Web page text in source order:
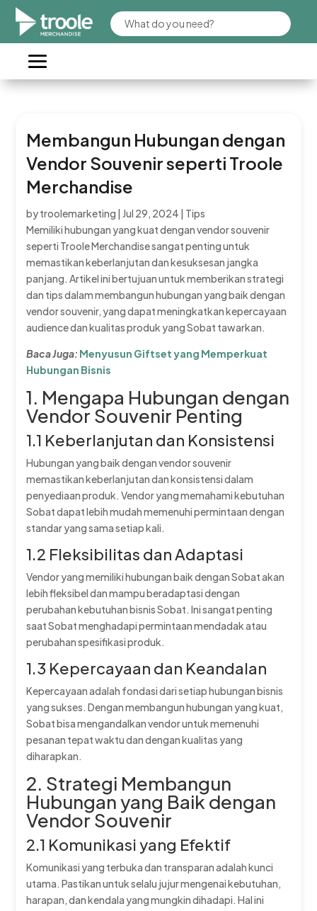
Membangun Hubungan dengan
Vendor Souvenir seperti Troole
Merchandise
bytroolemarketing | Jul 29, 2024 | Tips
Memiliki hubungan yang kuat dengan vendor souvenir
seperti Troole Merchandise sangat penting untuk
memastikan keberlanjutan dan kesuksesan jangka
panjang. Artikel ini bertujuan untuk memberikan strategi
dan tips dalam membangun hubungan yang baik dengan
vendor souvenir, yang dapat meningkatkan kepercayaan
audience dan kualitas produk yang Sobat tawarkan.
Baca Juga: Menyusun Giftset yang Memperkuat
Hubungan Bisnis
1. Mengapa Hubungan dengan
Vendor Souvenir Penting
1.1 Keberlanjutan dan Konsistensi
Hubungan yang baik dengan vendor souvenir
memastikan keberlanjutan dan konsistensi dalam
penyediaan produk. Vendor yang memahami kebutuhan
Sobat dapat lebih mudah memenuhi permintaan dengan
standar yang sama setiap kali.
1.2 Fleksibilitas dan Adaptasi
Vendor yang memiliki hubungan baik dengan Sobat akan
lebih fleksibel dan mampu beradaptasi dengan
perubahan kebutuhan bisnis Sobat. Ini sangat penting
saat Sobat menghadapi permintaan mendadak atau
perubahan spesifikasi produk.
1.3 Kepercayaan dan Keandalan
Kepercayaan adalah fondasi dari setiap hubungan bisnis
yang sukses. Dengan membangun hubungan yang kuat,
Sobat bisa mengandalkan vendor untuk memenuhi
pesanan tepat waktu dan dengan kualitas yang
diharapkan.
2. Strategi Membangun
Hubungan yang Baik dengan
Vendor Souvenir
2.1 Komunikasi yang Efektif
Komunikasi yang terbuka dan transparan adalah kunci
utama. Pastikan untuk selalu jujur mengenai kebutuhan,
harapan, dan kendala yang mungkin dihadapi. Hal ini